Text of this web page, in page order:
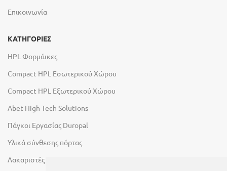
Επικοινωνία
ΚΑΤΗΓΟΡΙΕΣ
HPL Φορμάικες
Compact HPL Εσωτερικού Χώρου
Compact HPL Εξωτερικού Χώρου
Abet High Tech Solutions
Πάγκοι Εργασίας Duropal
Υλικά σύνθεσης πόρτας
Λακαριστές επιφάνειες Primeboard